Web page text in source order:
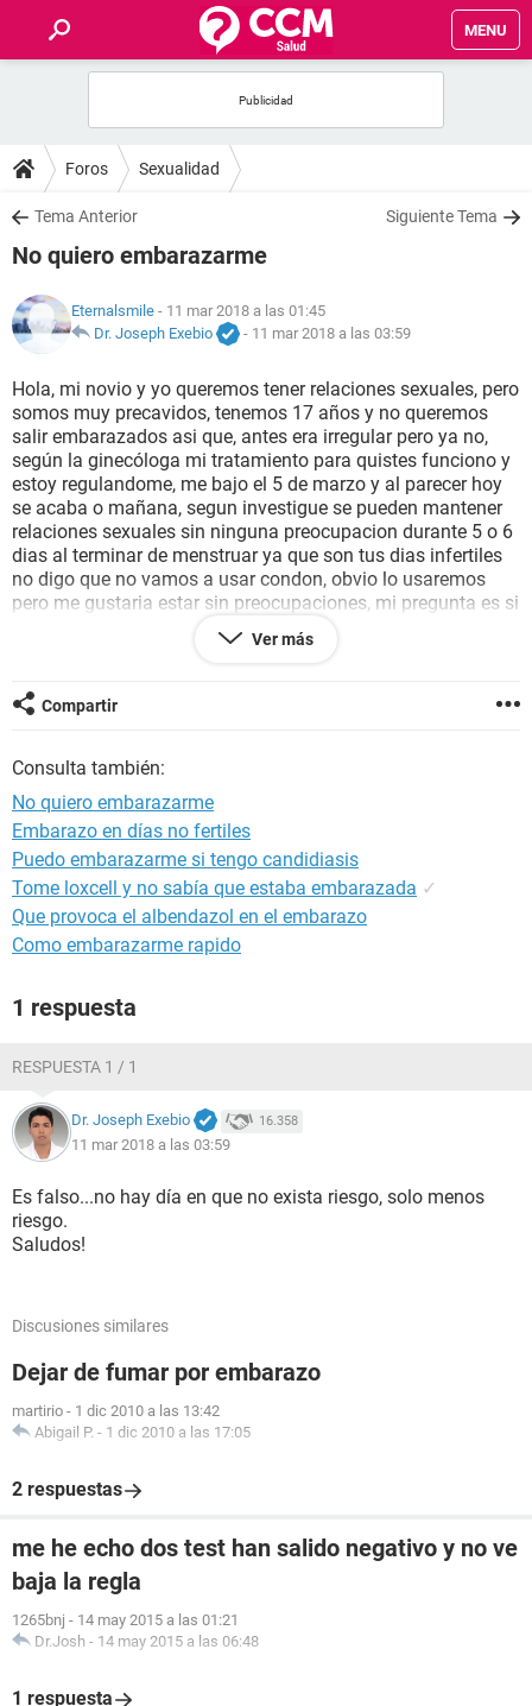
MENU
FOROS
SALUD
FAMILIA
NUTRICIÓN
BIENESTAR
SEXUALIDAD
GLOSARIO
Foros Sexualidad
Tema Anterior Siguiente Tema
No quiero embarazarme
Eternalsmile - 11 mar 2018 a las 01:45
Dr. Joseph Exebio
- 11 mar 2018 a las 03:59
Hola, mi novio y yo queremos tener relaciones sexuales, pero
somos muy precavidos, tenemos 17 años y no queremos
salir embarazados asi que, antes era irregular pero ya no,
según la ginecóloga mi tratamiento para quistes funciono y
estoy regulandome, me bajo el 5 de marzo y al parecer hoy
se acaba o mañana, segun investigue se pueden mantener
relaciones sexuales sin ninguna preocupacion durante 5 o 6
dias al terminar de menstruar ya que son tus dias infertiles
no digo que no vamos a usar condon, obvio lo usaremos
pero me gustaria estar sin preocupaciones, mi pregunta es si
es cierto que puedo tener relaciones durante esos 6 dias, por
que tenemos planeado el jueves 15 de marzo hacerlo,
Ver más
Compartir
Consulta también:
No quiero embarazarme
Embarazo en días no fertiles
Puedo embarazarme si tengo candidiasis
Tome loxcell y no sabía que estaba embarazada ✓
Que provoca el albendazol en el embarazo
Como embarazarme rapido
1 respuesta
RESPUESTA 1 / 1
Dr. Joseph Exebio 16.358
11 mar 2018 a las 03:59
Es falso...no hay día en que no exista riesgo, solo menos
riesgo.
Saludos!
Discusiones similares
Dejar de fumar por embarazo
martirio - 1 dic 2010 a las 13:42
Abigail P. - 1 dic 2010 a las 17:05
2 respuestas
me he echo dos test han salido negativo y no ve
baja la regla
1265bnj - 14 may 2015 a las 01:21
Dr.Josh - 14 may 2015 a las 06:48
1 respuesta